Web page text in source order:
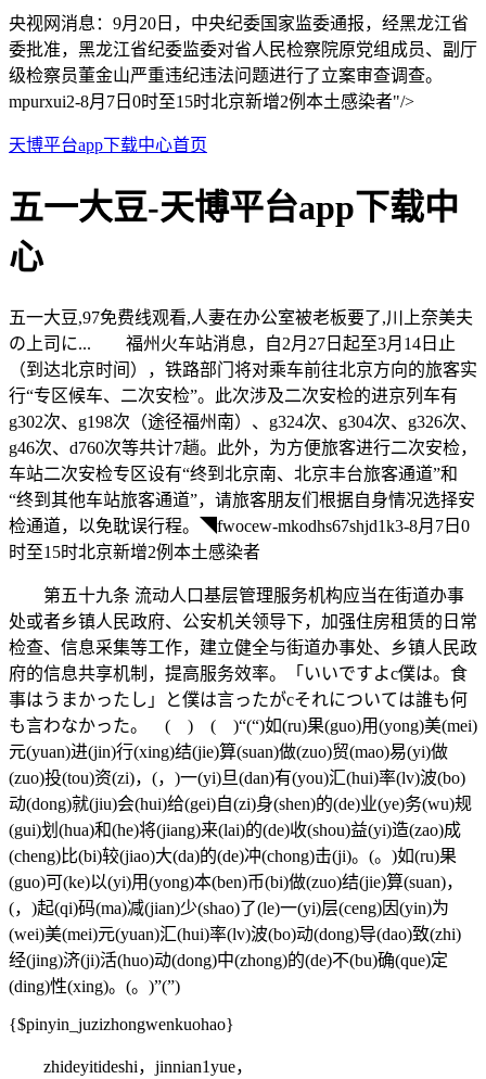
央视网消息：9月20日，中央纪委国家监委通报，经黑龙江省
委批准，黑龙江省纪委监委对省人民检察院原党组成员、副厅
级检察员董金山严重违纪违法问题进行了立案审查调查。
mpurxui2-8月7日0时至15时北京新增2例本土感染者"/>
天博平台app下载中心首页
五一大豆-天博平台app下载中
心
五一大豆,97免费线观看,人妻在办公室被老板要了,川上奈美夫
の上司に... 福州火车站消息，自2月27日起至3月14日止
（到达北京时间），铁路部门将对乘车前往北京方向的旅客实
行“专区候车、二次安检”。此次涉及二次安检的进京列车有
g302次、g198次（途径福州南）、g324次、g304次、g326次、
g46次、d760次等共计7趟。此外，为方便旅客进行二次安检，
车站二次安检专区设有“终到北京南、北京丰台旅客通道”和
“终到其他车站旅客通道”，请旅客朋友们根据自身情况选择安
检通道，以免耽误行程。◥fwocew-mkodhs67shjd1k3-8月7日0
时至15时北京新增2例本土感染者
第五十九条 流动人口基层管理服务机构应当在街道办事
处或者乡镇人民政府、公安机关领导下，加强住房租赁的日常
检查、信息采集等工作，建立健全与街道办事处、乡镇人民政
府的信息共享机制，提高服务效率。「いいですよc僕は。食
事はうまかったし」と僕は言ったがcそれについては誰も何
も言わなかった。 ( ) ( )“(“)如(ru)果(guo)用(yong)美(mei)
元(yuan)进(jin)行(xing)结(jie)算(suan)做(zuo)贸(mao)易(yi)做
(zuo)投(tou)资(zi)，(，)一(yi)旦(dan)有(you)汇(hui)率(lv)波(bo)
动(dong)就(jiu)会(hui)给(gei)自(zi)身(shen)的(de)业(ye)务(wu)规
(gui)划(hua)和(he)将(jiang)来(lai)的(de)收(shou)益(yi)造(zao)成
(cheng)比(bi)较(jiao)大(da)的(de)冲(chong)击(ji)。(。)如(ru)果
(guo)可(ke)以(yi)用(yong)本(ben)币(bi)做(zuo)结(jie)算(suan)，
(，)起(qi)码(ma)减(jian)少(shao)了(le)一(yi)层(ceng)因(yin)为
(wei)美(mei)元(yuan)汇(hui)率(lv)波(bo)动(dong)导(dao)致(zhi)
经(jing)济(ji)活(huo)动(dong)中(zhong)的(de)不(bu)确(que)定
(ding)性(xing)。(。)”(”)
{$pinyin_juzizhongwenkuohao}
zhideyitideshi，jinnian1yue，